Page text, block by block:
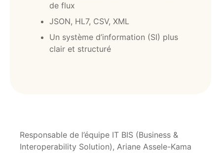
de flux
JSON, HL7, CSV, XML
Un système d’information (SI) plus
clair et structuré
Responsable de l’équipe IT BIS (Business &
Interoperability Solution), Ariane Assele-Kama